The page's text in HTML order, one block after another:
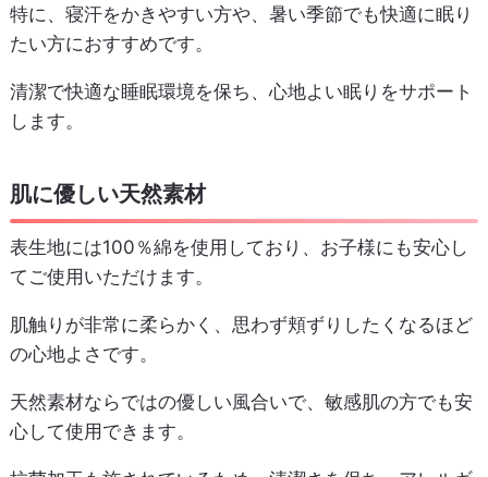
特に、寝汗をかきやすい方や、暑い季節でも快適に眠り
たい方におすすめです。
清潔で快適な睡眠環境を保ち、心地よい眠りをサポート
します。
肌に優しい天然素材
表生地には100％綿を使用しており、お子様にも安心し
てご使用いただけます。
肌触りが非常に柔らかく、思わず頬ずりしたくなるほど
の心地よさです。
天然素材ならではの優しい風合いで、敏感肌の方でも安
心して使用できます。